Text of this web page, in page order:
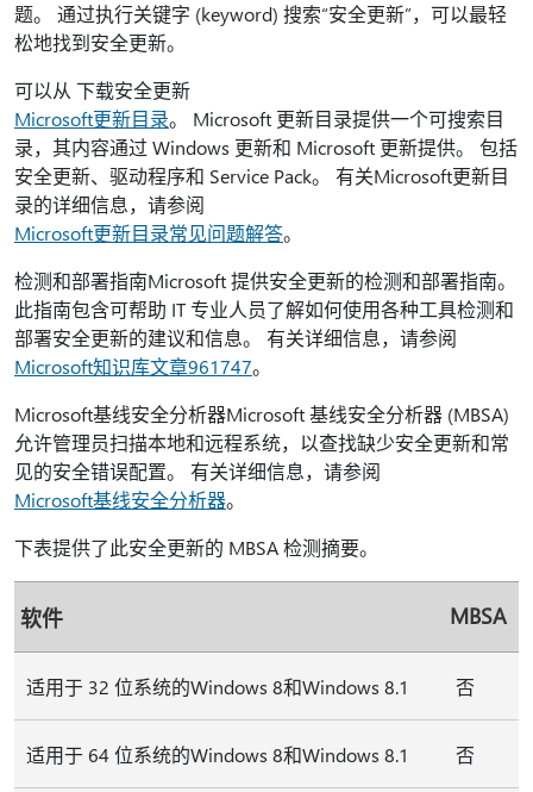
题。 通过执行关键字 (keyword) 搜索“安全更新”，可以最轻
松地找到安全更新。
可以从 下载安全更新
Microsoft更新目录。 Microsoft 更新目录提供一个可搜索目
录，其内容通过 Windows 更新和 Microsoft 更新提供。 包括
安全更新、驱动程序和 Service Pack。 有关Microsoft更新目
录的详细信息，请参阅
Microsoft更新目录常见问题解答。
检测和部署指南Microsoft 提供安全更新的检测和部署指南。
此指南包含可帮助 IT 专业人员了解如何使用各种工具检测和
部署安全更新的建议和信息。 有关详细信息，请参阅
Microsoft知识库文章961747。
Microsoft基线安全分析器Microsoft 基线安全分析器 (MBSA)
允许管理员扫描本地和远程系统，以查找缺少安全更新和常
见的安全错误配置。 有关详细信息，请参阅
Microsoft基线安全分析器。
下表提供了此安全更新的 MBSA 检测摘要。
软件 MBSA
适用于 32 位系统的Windows 8和Windows 8.1 否
适用于 64 位系统的Windows 8和Windows 8.1 否